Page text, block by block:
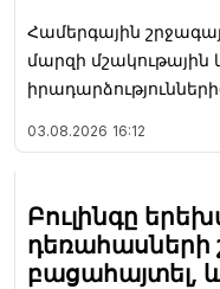
Համերգային
մարզի մշակութային
03.08.2026 16:12
Բուլինգը
դեռահասների
բացահայտել, և